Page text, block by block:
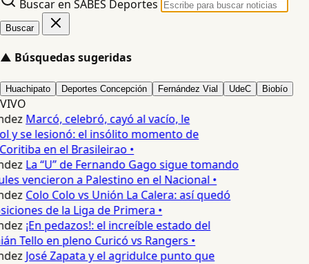
Buscar en SABES Deportes
Buscar
▲ Búsquedas sugeridas
Huachipato Deportes Concepción Fernández Vial UdeC Biobío
VIVO
Marcó, celebró, cayó al vacío, le
y se lesionó: el insólito momento de
en el Brasileirao •
La “U” de Fernando Gago sigue tomando
vencieron a Palestino en el Nacional •
Colo Colo vs Unión La Calera: así quedó
de la Liga de Primera •
¡En pedazos!: el increíble estado del
Tello en pleno Curicó vs Rangers •
José Zapata y el agridulce punto que